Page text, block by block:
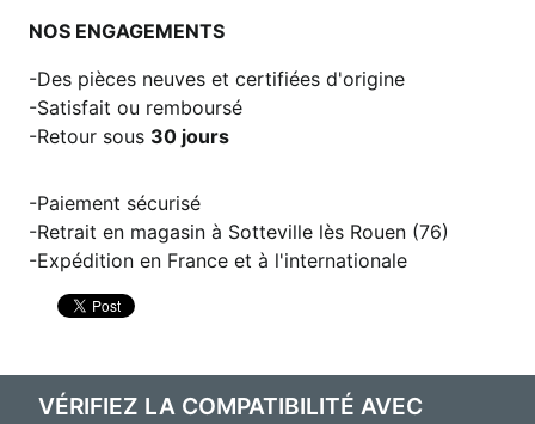
NOS ENGAGEMENTS
Des pièces neuves et certifiées d'origine
Satisfait ou remboursé
Retour sous 30 jours
Paiement sécurisé
Retrait en magasin à Sotteville lès Rouen (76)
Expédition en France et à l'internationale
VÉRIFIEZ LA COMPATIBILITÉ AVEC